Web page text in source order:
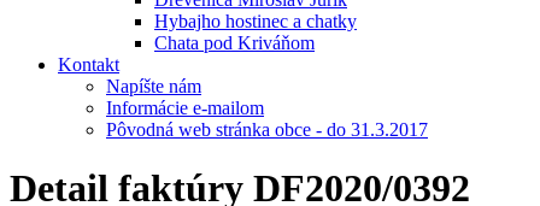
Hybajho hostinec a chatky
Chata pod Kriváňom
Kontakt
Napíšte nám
Informácie e-mailom
Pôvodná web stránka obce - do 31.3.2017
Detail faktúry DF2020/0392